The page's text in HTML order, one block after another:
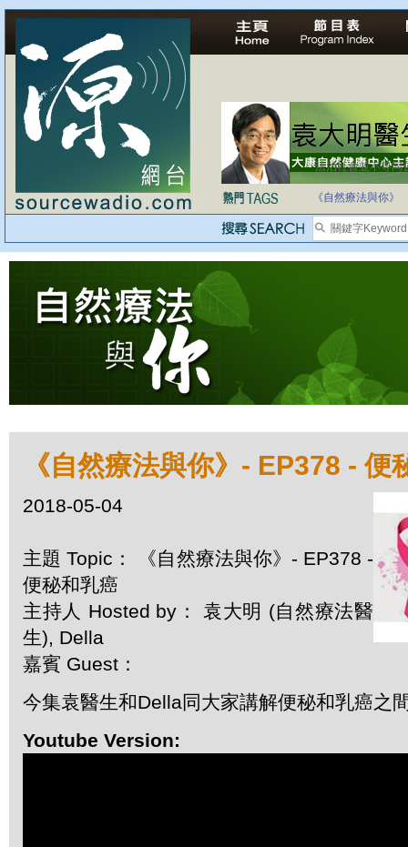
法治社會並不等同
《自然療法與你》
《自然療法與你》- EP378 - 便
2018-05-04
主題 Topic： 《自然療法與你》- EP378 -
便秘和乳癌
主持人 Hosted by： 袁大明 (自然療法醫
生), Della
嘉賓 Guest：
今集袁醫生和Della同大家講解便秘和乳癌之
Youtube Version: